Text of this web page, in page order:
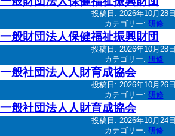
投稿日: 2026年10月28日
カテゴリー: 研修
一般財団法人保健福祉振興財団
投稿日: 2026年10月28日
カテゴリー: 研修
一般社団法人人財育成協会
投稿日: 2026年10月26日
カテゴリー: 研修
一般社団法人人財育成協会
投稿日: 2026年10月24日
カテゴリー: 研修